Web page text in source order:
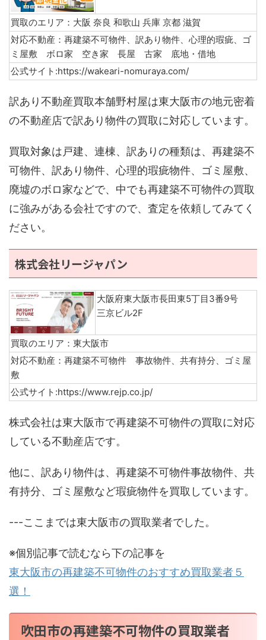
買取のエリア： 大阪 奈良 和歌山 兵庫 京都 滋賀
対応不動産：再建築不可物件、訳あり物件、心理的瑕疵、ゴ
ミ屋敷 ボロ家 空き家 長屋 古家 底地・借地
公式サイト:https://wakeari-nomuraya.com/
訳あり不動産買取本舗野村屋は東大阪市の地元密着
の不動産店で訳あり物件の買取に対応しています。
買取対象は戸建、連棟、訳ありの種類は、再建築不
可物件、訳あり物件、心理的瑕疵物件、ゴミ屋敷、
廃墟のボロ家などで、中でも再建築不可物件の買取
に強みがある会社ですので、査定を依頼してみてく
ださい。
株式会社リージャパン
大阪府東大阪市長田東5丁目3番9号
三京ビル2F
買取のエリア：東大阪市
対応不動産：再建築不可物件 事故物件、共有持分、ゴミ屋
敷
公式サイト:https://www.rejp.co.jp/
株式会社は東大阪市で再建築不可物件の買取に対応
している不動産店です。
他に、訳あり物件は、再建築不可物件事故物件、共
有持分、ゴミ屋敷など瑕疵物件を買取しています。
---ここまでは東大阪市の買取業者でした。
※個別記事で読むなら下の記事を
東大阪市の再建築不可物件のおすすめ買取業者５
選！
吹田市の再建築不可物件の買取業者